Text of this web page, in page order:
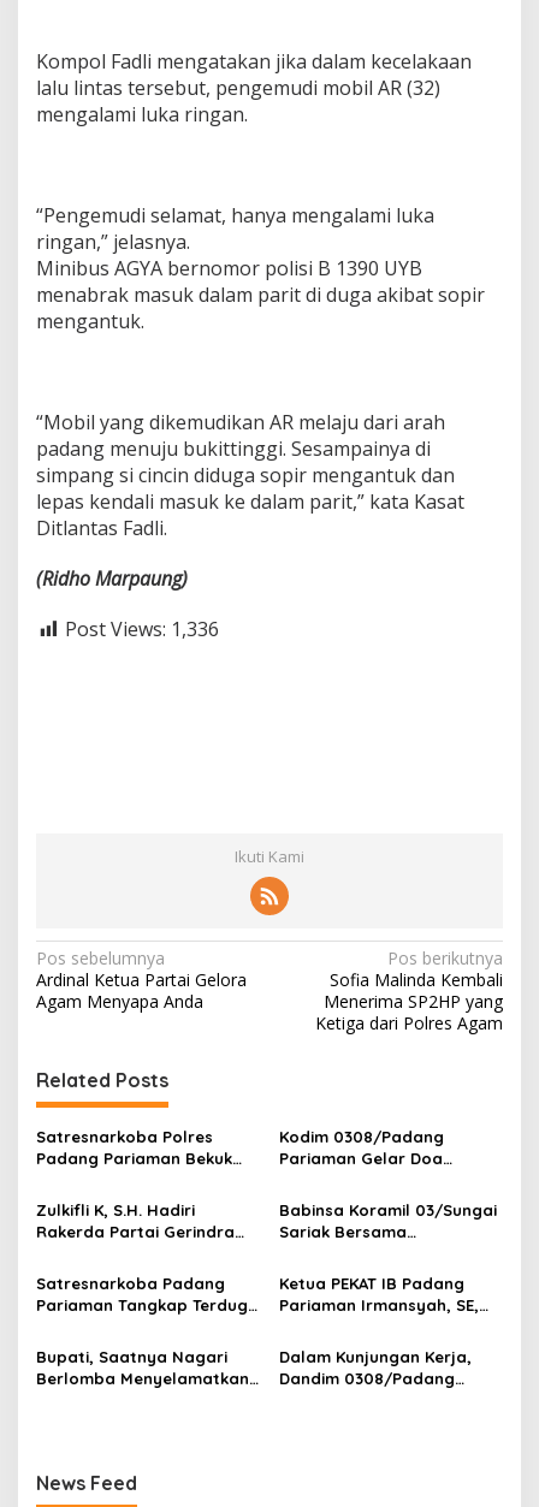
Kompol Fadli mengatakan jika dalam kecelakaan
lalu lintas tersebut, pengemudi mobil AR (32)
mengalami luka ringan.
“Pengemudi selamat, hanya mengalami luka
ringan,” jelasnya.
Minibus AGYA bernomor polisi B 1390 UYB
menabrak masuk dalam parit di duga akibat sopir
mengantuk.
“Mobil yang dikemudikan AR melaju dari arah
padang menuju bukittinggi. Sesampainya di
simpang si cincin diduga sopir mengantuk dan
lepas kendali masuk ke dalam parit,” kata Kasat
Ditlantas Fadli.
(RidhoMarpaung)
Post Views: 1,336
Ikuti Kami
N
a
i
g
a
s
i
p
s
Pos sebelumnya
Ardinal Ketua Partai Gelora
Agam Menyapa Anda
Pos berikutnya
Sofia Malinda Kembali
Menerima SP2HP yang
Ketiga dari Polres Agam
Related Posts
Satresnarkoba Polres
Padang Pariaman Bekuk
Belasan Paket Diamankan
Kodim 0308/Padang
Pariaman Gelar Doa
Kodam XX/Tuanku Imam
Bonjol
‎Zulkifli K, S.H. Hadiri
Rakerda Partai Gerindra
Aspirasi dan Program Kerja
Fraksi DPRD Padang
Babinsa Koramil 03/Sungai
Sariak Bersama
VII Koto Melaksanakan
Seleksi Calon Anggota
Patamuan
Satresnarkoba Padang
Pariaman Tangkap Terduga
Sabu Dan Ganja
Ketua PEKAT IB Padang
Pariaman Irmansyah, SE,
“Anugerah Nagari Aman
Dan Korong Tangguh”
Bupati, Saatnya Nagari
Berlomba Menyelamatkan
Dalam Kunjungan Kerja,
Dandim 0308/Padang
News Feed